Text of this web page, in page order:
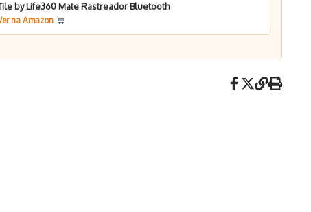
by Life360 Mate Rastreador Bluetooth
na Amazon